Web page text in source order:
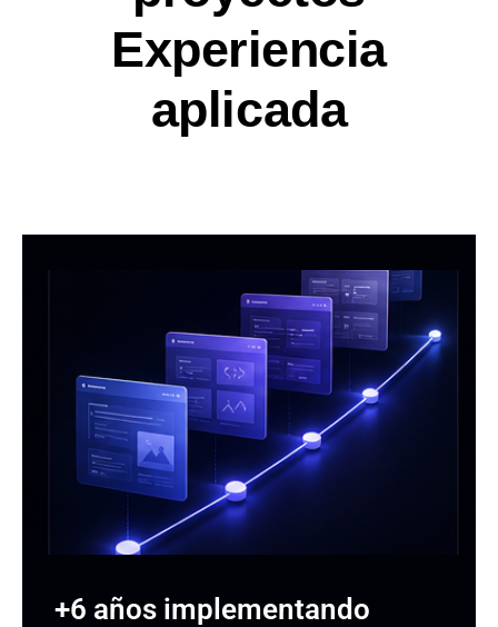
Experiencia
aplicada
+6 años implementando